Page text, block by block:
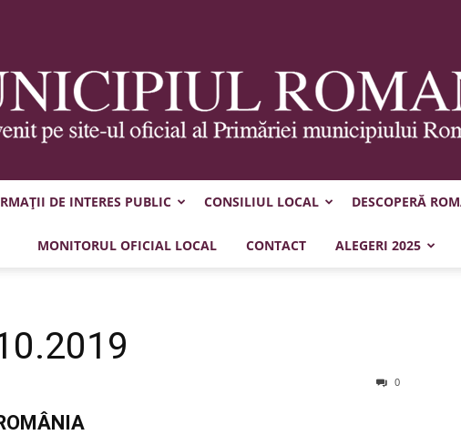
Municipiul
DE INTERES PUBLIC CONSILIUL LOCAL DESCOPERĂ
MONITORUL OFICIAL LOCAL CONTACT ALEGERI 2025
0